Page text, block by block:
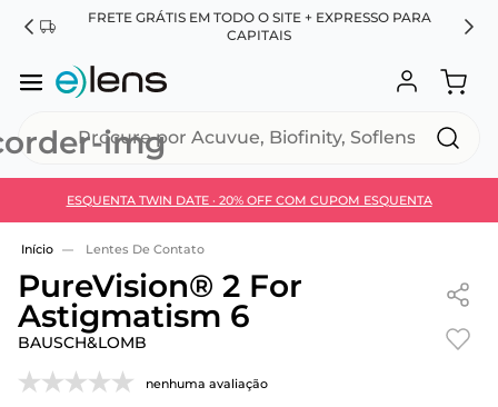
FRETE GRÁTIS EM TODO O SITE + EXPRESSO PARA
CAPITAIS
ESQUENTA TWIN DATE · 20% OFF COM CUPOM ESQUENTA
Use 30HOJE e ganhe 30% OFF + economia extra no
Lentes De Contato
PureVision® 2 For
Astigmatism 6
BAUSCH&LOMB
nenhuma avaliação